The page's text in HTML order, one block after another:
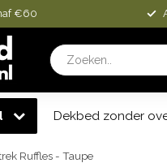
€60
Dekbed zonder
Ruffles - Taupe